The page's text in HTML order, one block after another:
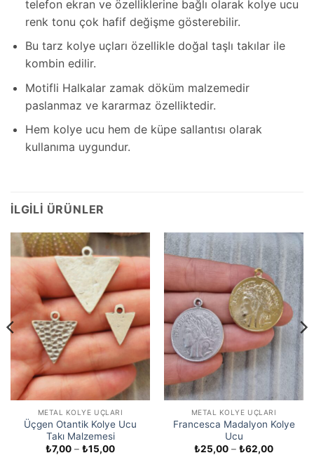
telefon ekran ve özelliklerine bağlı olarak kolye ucu
renk tonu çok hafif değişme gösterebilir.
Bu tarz kolye uçları özellikle doğal taşlı takılar ile
kombin edilir.
Motifli Halkalar zamak döküm malzemedir
paslanmaz ve kararmaz özelliktedir.
Hem kolye ucu hem de küpe sallantısı olarak
kullanıma uygundur.
İLGILI ÜRÜNLER
METAL KOLYE UÇLARI
Üçgen Otantik Kolye Ucu
Takı Malzemesi
₺7,00 – ₺15,00Fiyat
METAL KOLYE UÇLARI
Francesca Madalyon Kolye
Ucu
₺25,00 – ₺62,00Fiyat